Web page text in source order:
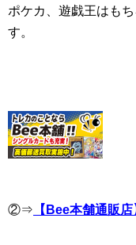
ポケカ、遊戯王はも
す。
②⇒ 【Bee本舗通販店